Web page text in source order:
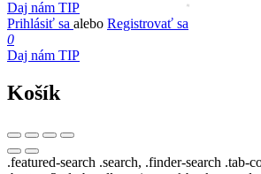
Daj nám TIP
Prihlásiť sa alebo Registrovať sa
0
Daj nám TIP
Košík
.featured-search .search, .finder-search .tab-